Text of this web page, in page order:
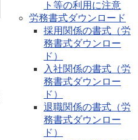
ト等の利用に注意
労務書式ダウンロード
採用関係の書式（労
務書式ダウンロー
ド）
入社関係の書式（労
務書式ダウンロー
ド）
退職関係の書式（労
務書式ダウンロー
ド）